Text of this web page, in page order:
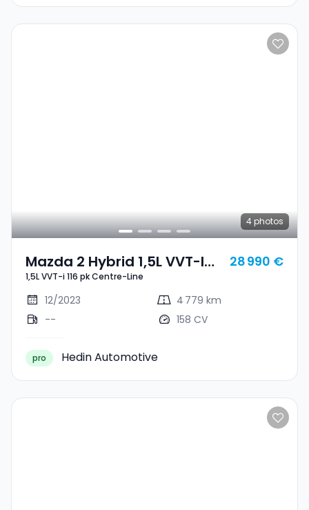
4 photos
Mazda 2 Hybrid 1,5L VVT-I
116 Pk Centre-Line
1,5L VVT-i 116 pk Centre-Line
28 990 €
12/2023
4 779 km
--
158 CV
pro Hedin Automotive